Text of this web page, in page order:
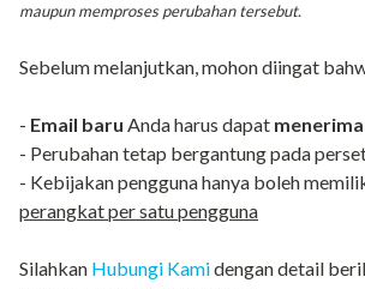
maupun memproses perubahan tersebut.
Sebelum melanjutkan, mohon diingat
- Email baru Anda harus dapat
- Perubahan tetap bergantung pada
- Kebijakan pengguna hanya boleh
perangkat per satu pengguna
Silahkan Hubungi Kamidengan detail